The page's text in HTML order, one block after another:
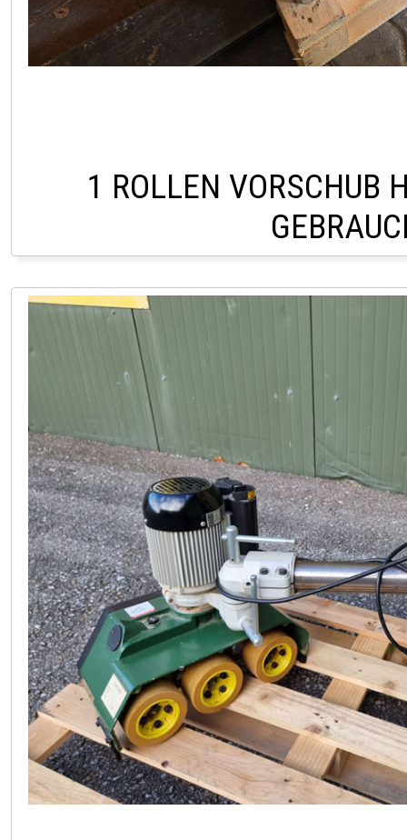
1 ROLLEN VORSCHUB